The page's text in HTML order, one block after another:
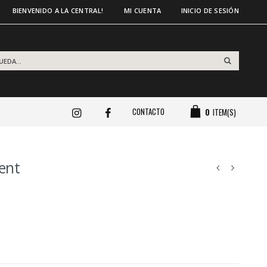
MI CUENTA INICIO DE SESIÓN
BIENVENIDO A LA CENTRAL!
CONTACTO 0 ITEM(S)